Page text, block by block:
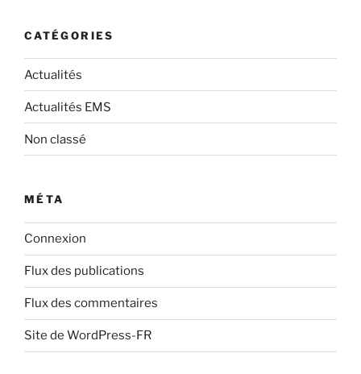
CATÉGORIES
Actualités
Actualités EMS
Non classé
MÉTA
Connexion
Flux des publications
Flux des commentaires
Site de WordPress-FR